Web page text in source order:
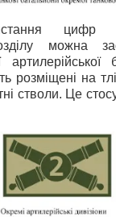
цифр
можна
розміщені на
стволи. Це